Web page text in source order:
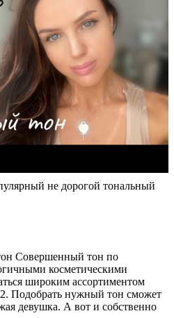
не дорогой тональный
Совершенный тон по
косметическими
широким ассортиментом
Подобрать нужный тон сможет
девушка. А вот и собственно